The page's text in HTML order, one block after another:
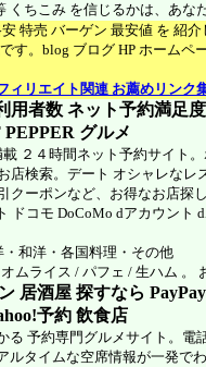
くちこみ を信じるかは、あな
特売 バーゲン 最安値 を 紹
す。blog ブログ HP ホームペ
ィリエイト関連 お薦めリンク
用者数 ネット予約満足
PEPPER グルメ
２４時間ネット予約サイト
店検索。デート オシャレなレ
クーポンなど、お得なお店探
ドコモ DoCoMo dアカウント
和洋・各国料理・その他
ムライス / パフェ / 生ハム 。
居酒屋 探すなら
予約 飲食店
る 予約専門グルメサイト。電
ルタイムな空席情報が一発で